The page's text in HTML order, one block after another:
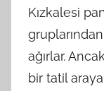
Kızkalesi
ağırlar.
bir tatil